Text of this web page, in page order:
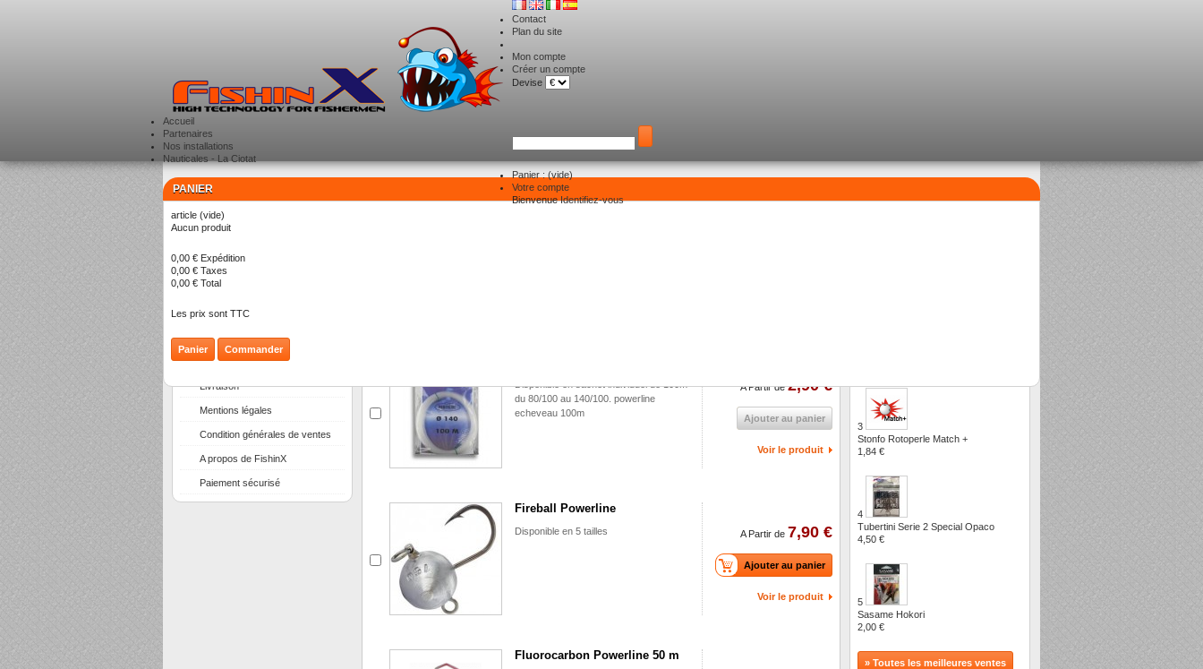
Contact
Plan du site
Mon compte
Créer un compte
Devise
Panier : (vide)
Votre compte
BienvenueIdentifiez-vous
Accueil
Partenaires
Nos installations
Nauticales - La Ciotat
PANIER
article (vide)
Aucun produit
0,00 € Expédition
0,00 € Taxes
0,00 € Total
Les prix sont TTC
Panier Commander
CATÉGORIES
INFORMATION
Livraison
Mentions légales
Condition générales de ventes
A propos de FishinX
Paiement sécurisé
> Powerline
Disponible en sachet individuel de 100m
du 80/100 au 140/100. powerline
echeveau 100m
A Partir de2,90 €
Ajouter au panier
Voir le produit
Fireball Powerline
Disponible en 5 tailles A Partir de 7,90 €
Ajouter au panier
Voir le produit
Fluorocarbon Powerline 50 m
3
Stonfo Rotoperle Match +
1,84 €
4
Tubertini Serie 2 Special Opaco
4,50 €
5
Sasame Hokori
2,00 €
» Toutes les meilleures ventes